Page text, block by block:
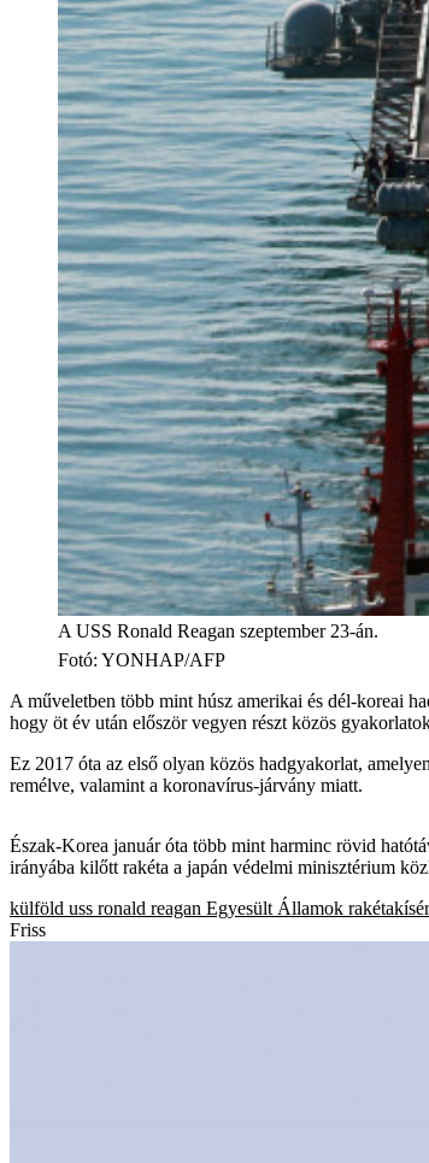
A USS Ronald Reagan szeptember 23-án.
Fotó: YONHAP/AFP
A műveletben több mint húsz amerikai és dél-koreai
hogy öt év után először vegyen részt közös
Ez 2017 óta az első olyan közös hadgyakorlat,
remélve, valamint a koronavírus-járvány miatt.
Észak-Korea január óta több mint harminc rövid
irányába kilőtt rakéta a japán védelmi minisztérium
külföld uss ronald reagan Egyesült Államok
Friss